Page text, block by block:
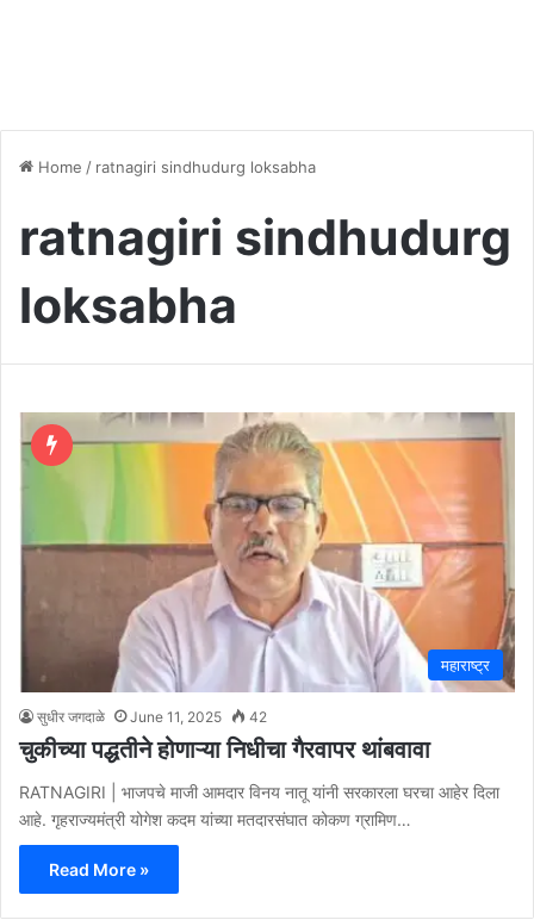
Home / ratnagiri sindhudurg loksabha
ratnagiri sindhudurg
loksabha
महाराष्ट्र
सुधीर जगदाळे June 11, 2025 42
चुकीच्या पद्धतीने होणाऱ्या निधीचा गैरवापर थांबवावा
RATNAGIRI | भाजपचे माजी आमदार विनय नातू यांनी सरकारला घरचा आहेर दिला
आहे. गृहराज्यमंत्री योगेश कदम यांच्या मतदारसंघात कोकण ग्रामिण…
Read More »